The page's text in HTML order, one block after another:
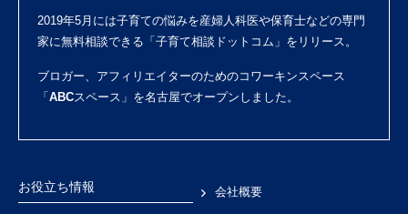
2019年5月には子育ての悩みを産婦人科医や保育士などの専門
家に無料相談できる「 子育て相談ドットコム 」をリリース。
ブロガー、アフィリエイターのためのコワーキンスペース
「 ABCスペース 」を名古屋でオープンしました。
お役立ち情報 会社概要